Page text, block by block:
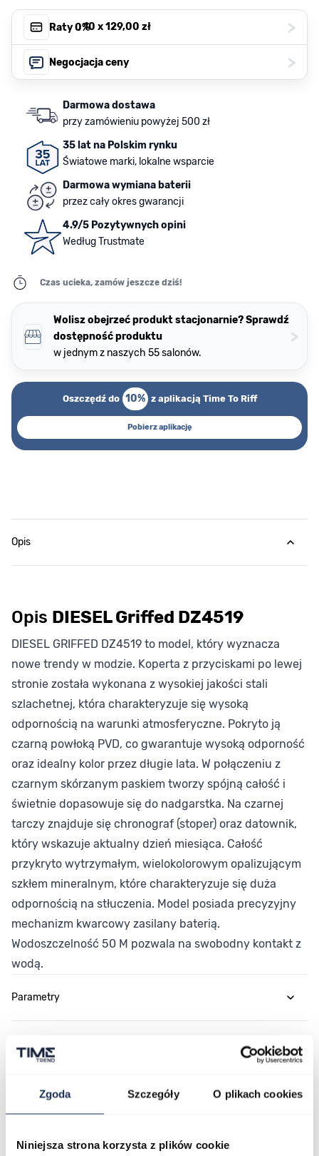
Zgoda Szczegóły O plikach cookies
Niniejsza strona korzysta z plików cookie
Raty 0%, 10 x129,00 zł >
Negocjacja ceny >
Darmowa dostawa
przy zamówieniu powyżej 500 zł
35 lat na Polskim rynku
Światowe marki, lokalne wsparcie
Darmowa wymiana baterii
przez cały okres gwarancji
4.9/5 Pozytywnych opini
Według Trustmate
Czas ucieka, zamów jeszcze dziś!
Wolisz obejrzeć produkt stacjonarnie? Sprawdź
dostępność produktu
w jednym z naszych 55 salonów.
>
Oszczędź do 10% z aplikacją Time To Riff
Pobierz aplikację
Opis
Opis DIESEL Griffed DZ4519
DIESEL GRIFFED DZ4519 to model, który wyznacza
nowe trendy w modzie. Koperta z przyciskami po lewej
stronie została wykonana z wysokiej jakości stali
szlachetnej, która charakteryzuje się wysoką
odpornością na warunki atmosferyczne. Pokryto ją
czarną powłoką PVD, co gwarantuje wysoką odporność
oraz idealny kolor przez długie lata. W połączeniu z
czarnym skórzanym paskiem tworzy spójną całość i
świetnie dopasowuje się do nadgarstka. Na czarnej
tarczy znajduje się chronograf (stoper) oraz datownik,
który wskazuje aktualny dzień miesiąca. Całość
przykryto wytrzymałym, wielokolorowym opalizującym
szkłem mineralnym, które charakteryzuje się duża
odpornością na stłuczenia. Model posiada precyzyjny
mechanizm kwarcowy zasilany baterią.
Wodoszczelność 50 M pozwala na swobodny kontakt z
wodą.
Parametry